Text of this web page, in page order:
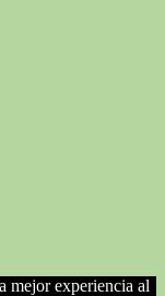
mejor experiencia al